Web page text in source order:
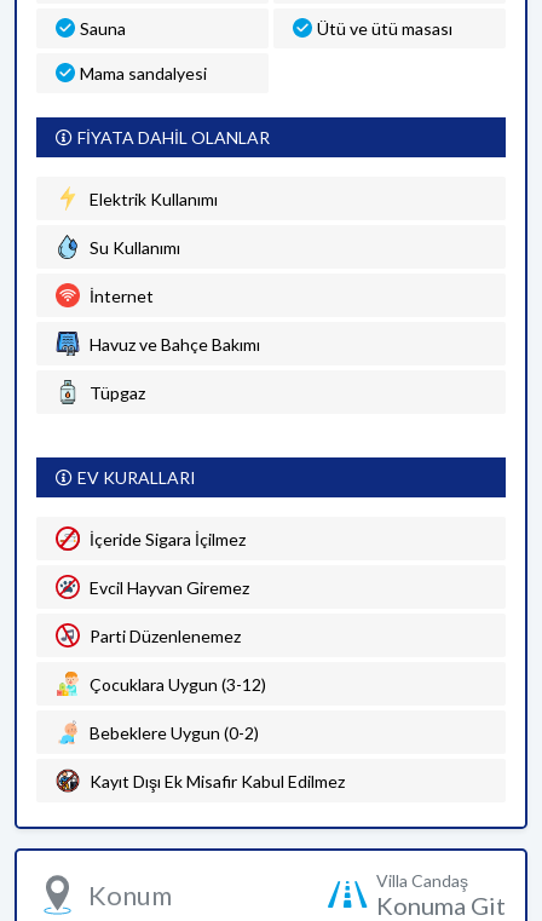
Sauna Ütü ve ütü masası
Mama sandalyesi
FİYATA DAHİL OLANLAR
Elektrik Kullanımı
Su Kullanımı
İnternet
Havuz ve Bahçe Bakımı
Tüpgaz
EV KURALLARI
İçeride Sigara İçilmez
Evcil Hayvan Giremez
Parti Düzenlenemez
Çocuklara Uygun (3-12)
Bebeklere Uygun (0-2)
Kayıt Dışı Ek Misafir Kabul Edilmez
Konum Villa Candaş
Konuma Git